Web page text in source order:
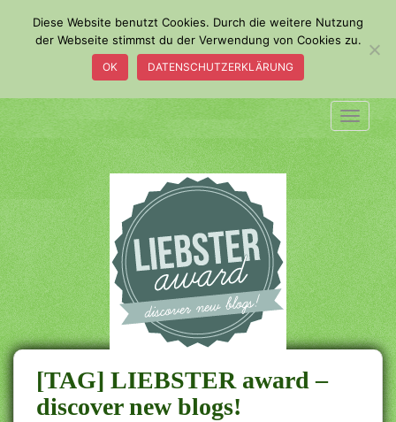
o
m
a
i
n
c
o
n
t
e
n
t
[TAG] LIEBSTER award –
discover new blogs!
Diese Website benutzt Cookies. Durch die weitere Nutzung
der Webseite stimmst du der Verwendung von Cookies zu.
OK DATENSCHUTZERKLÄRUNG